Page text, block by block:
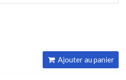
Ajouter au panier